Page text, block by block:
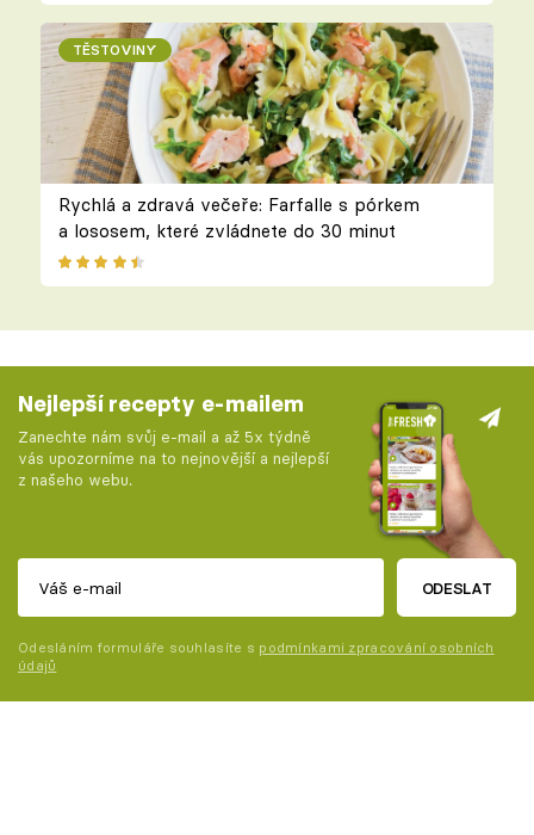
TĚSTOVINY
Rychlá a zdravá večeře: Farfalle s pórkem
a lososem, které zvládnete do 30 minut
Nejlepší recepty e-mailem
Zanechte nám svůj e-mail a až 5x týdně
vás upozorníme na to nejnovější a nejlepší
z našeho webu.
ODESLAT
Odesláním formuláře souhlasíte s podmínkami zpracování osobních
údajů